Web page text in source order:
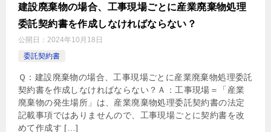
建設廃棄物の場合、工事現場ごとに産業廃棄物処理
委託契約書を作成しなければならない？
公開日： 2024年10月18日
委託契約書
Ｑ：建設廃棄物の場合、工事現場ごとに産業廃棄物処理委託
契約書を作成しなければならない？Ａ：工事現場＝「産業
廃棄物の発生場所」は、産業廃棄物処理委託契約書の法定
記載事項ではありませんので、工事現場ごとに契約書を改
めて作成す […]